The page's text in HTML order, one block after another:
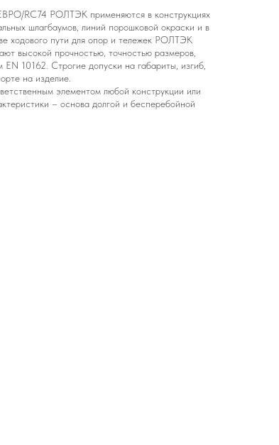
RC74 РОЛТЭК применяются в конструкциях
шлагбаумов, линий порошковой окраски и в
ходового пути для опор и тележек РОЛТЭК
высокой прочностью, точностью размеров,
EN 10162. Строгие допуски на габариты, изгиб,
на изделие.
элементом любой конструкции или
– основа долгой и бесперебойной